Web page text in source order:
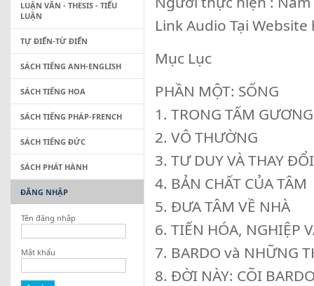
Link Audio Tại
Mục Lục
PHẦN MỘT: SỐNG
1. TRONG TẤM
2. VÔ THƯỜNG
3. TƯ DUY VÀ THAY ĐỔI
4. BẢN CHẤT CỦA TÂM
5. ĐƯA TÂM VỀ NHÀ
6. TIẾN HÓA, NGHIỆP
7. BARDO và NHỮNG
8. ĐỜI NÀY: CÕI
LUẬN VĂN - THESIS - TIỂU
LUẬN
TỰ ĐIỂN-TỪ ĐIỂN
SÁCH TIẾNG ANH-ENGLISH
SÁCH TIẾNG HOA
SÁCH TIẾNG PHÁP-FRENCH
SÁCH TIẾNG ĐỨC
SÁCH PHÁT HÀNH
ĐĂNG NHẬP
Tên đăng nhập
Mật khẩu